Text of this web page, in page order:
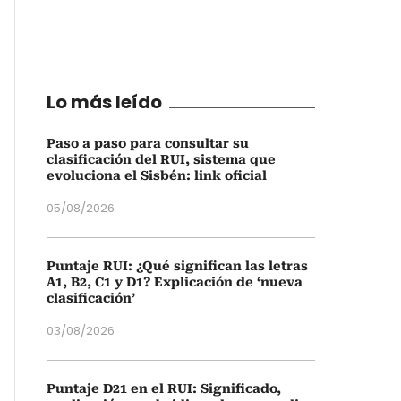
Lo más leído
Paso a paso para consultar su
clasificación del RUI, sistema que
evoluciona el Sisbén: link oficial
05/08/2026
Puntaje RUI: ¿Qué significan las letras
A1, B2, C1 y D1? Explicación de ‘nueva
clasificación’
03/08/2026
Puntaje D21 en el RUI: Significado,